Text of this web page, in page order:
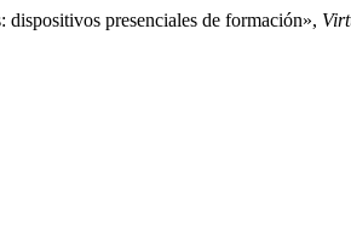
dispositivos presenciales de formación»,